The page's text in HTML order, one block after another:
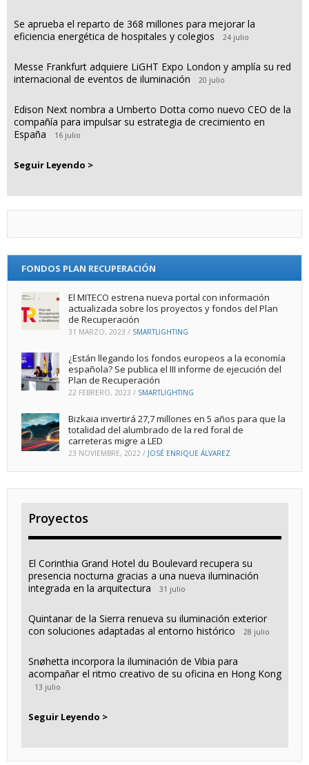
Se aprueba el reparto de 368 millones para mejorar la
eficiencia energética de hospitales y colegios
24 julio
Messe Frankfurt adquiere LiGHT Expo London y amplía su red
internacional de eventos de iluminación
20 julio
Edison Next nombra a Umberto Dotta como nuevo CEO de la
compañía para impulsar su estrategia de crecimiento en
España
16 julio
Seguir Leyendo >
FONDOS PLAN RECUPERACIÓN
El MITECO estrena nueva portal con información
actualizada sobre los proyectos y fondos del Plan
de Recuperación
31 MARZO, 2023 / SMARTLIGHTING
¿Están llegando los fondos europeos a la economía
española? Se publica el III informe de ejecución del
Plan de Recuperación
22 FEBRERO, 2023 / SMARTLIGHTING
Bizkaia invertirá 27,7 millones en 5 años para que la
totalidad del alumbrado de la red foral de
carreteras migre a LED
23 NOVIEMBRE, 2022 / JOSÉ ENRIQUE ÁLVAREZ
Proyectos
El Corinthia Grand Hotel du Boulevard recupera su
presencia nocturna gracias a una nueva iluminación
integrada en la arquitectura
31 julio
Quintanar de la Sierra renueva su iluminación exterior
con soluciones adaptadas al entorno histórico
28 julio
Snøhetta incorpora la iluminación de Vibia para
acompañar el ritmo creativo de su oficina en Hong Kong
13 julio
Seguir Leyendo >